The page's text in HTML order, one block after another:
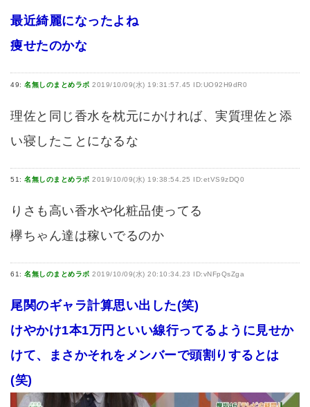
最近綺麗になったよね
痩せたのかな
49: 名無しのまとめラボ 2019/10/09(水) 19:31:57.45 ID:UO92H9dR0
理佐と同じ香水を枕元にかければ、実質理佐と添
い寝したことになるな
51: 名無しのまとめラボ 2019/10/09(水) 19:38:54.25 ID:etVS9zDQ0
りさも高い香水や化粧品使ってる
欅ちゃん達は稼いでるのか
61: 名無しのまとめラボ 2019/10/09(水) 20:10:34.23 ID:vNFpQsZga
尾関のギャラ計算思い出した(笑)
けやかけ1本1万円といい線行ってるように見せか
けて、まさかそれをメンバーで頭割りするとは
(笑)